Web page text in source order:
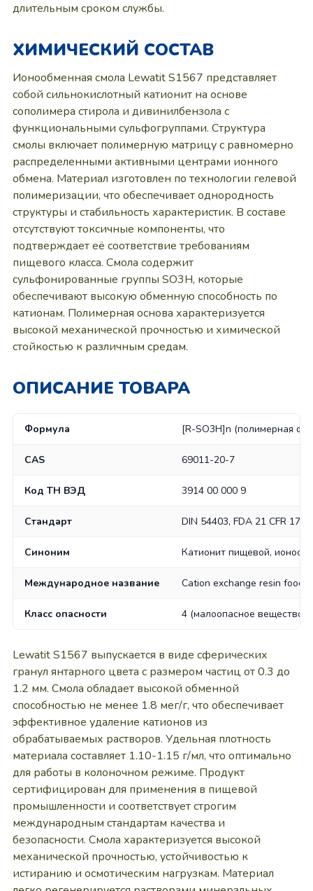
длительным сроком службы.
ХИМИЧЕСКИЙ СОСТАВ
Ионообменная смола Lewatit S1567 представляет
собой сильнокислотный катионит на основе
сополимера стирола и дивинилбензола с
функциональными сульфогруппами. Структура
смолы включает полимерную матрицу с равномерно
распределенными активными центрами ионного
обмена. Материал изготовлен по технологии гелевой
полимеризации, что обеспечивает однородность
структуры и стабильность характеристик. В составе
отсутствуют токсичные компоненты, что
подтверждает её соответствие требованиям
пищевого класса. Смола содержит
сульфонированные группы SO3H, которые
обеспечивают высокую обменную способность по
катионам. Полимерная основа характеризуется
высокой механической прочностью и химической
стойкостью к различным средам.
ОПИСАНИЕ ТОВАРА
Формула [R-SO3H]n (полимерная
CAS 69011-20-7
Код ТН ВЭД 3914 00 000 9
Стандарт DIN 54403, FDA 21 CFR
Синоним Катионит пищевой,
Международное название Cation exchange resin food
Класс опасности 4 (малоопасное вещество)
Lewatit S1567 выпускается в виде сферических
гранул янтарного цвета с размером частиц от 0.3 до
1.2 мм. Смола обладает высокой обменной
способностью не менее 1.8 мег/г, что обеспечивает
эффективное удаление катионов из
обрабатываемых растворов. Удельная плотность
материала составляет 1.10-1.15 г/мл, что оптимально
для работы в колоночном режиме. Продукт
сертифицирован для применения в пищевой
промышленности и соответствует строгим
международным стандартам качества и
безопасности. Смола характеризуется высокой
механической прочностью, устойчивостью к
истиранию и осмотическим нагрузкам. Материал